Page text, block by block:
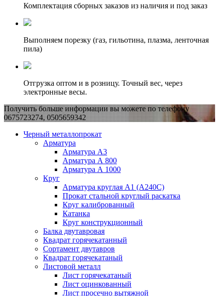
Комплектация сборных заказов из наличия и под заказ
Выполняем порезку (газ, гильотина, плазма, ленточная
пила)
Отгрузка оптом и в розницу. Точный вес, через
электронные весы.
Получить больше информации вы можете по телефону
0675723274, 0505659342
Черный металлопрокат
Арматура
Арматура А3
Арматура А 800
Арматура А 1000
Круг
Арматура круглая А1 (А240C)
Прокат стальной круглый раскатка
Круг калиброванный
Катанка
Круг конструкционный
Балка двутавровая
Квадрат горячекатанный
Сортамент двутавров
Квадрат горячекатаный
Листовой металл
Лист горячекатаный
Лист оцинкованный
Лист просечно вытяжной